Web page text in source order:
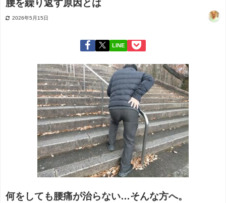
腰を繰り返す原因とは
2026年5月15日
LINE
何をしても腰痛が治らない…そんな方へ。